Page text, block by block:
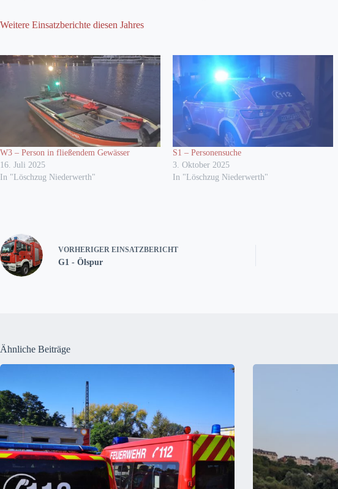
Weitere Einsatzberichte diesen Jahres
W3 – Person in fließendem Gewässer
16. Juli 2025
In "Löschzug Niederwerth"
S1 – Personensuche
3. Oktober 2025
In "Löschzug Niederwerth"
VORHERIGER EINSATZBERICHT
G1 - Ölspur
Ähnliche Beiträge